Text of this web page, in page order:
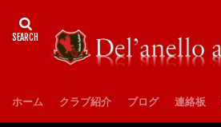
ホーム クラブ紹介 ブログ 連絡板